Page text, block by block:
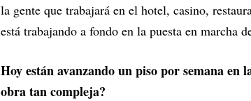
la gente que trabajará en el hotel, casino,
está trabajando a fondo en la puesta en marcha
Hoy están avanzando un piso por semana
obra tan compleja?